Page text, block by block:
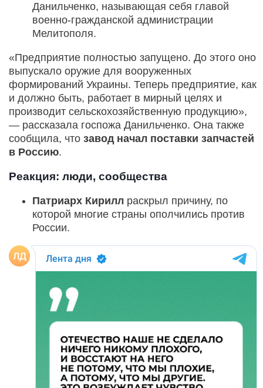
Данильченко, называющая себя главой
военно-гражданской администрации
Мелитополя.
«Предприятие полностью запущено. До этого оно
выпускало оружие для вооруженных
формирований Украины. Теперь предприятие, как
и должно быть, работает в мирный целях и
производит сельскохозяйственную продукцию»,
— рассказала госпожа Данильченко. Она также
сообщила, что завод начал поставки запчастей
в Россию.
Реакция: люди, сообщества
Патриарх Кирилл раскрыл причину, по
которой многие страны ополчились против
России.